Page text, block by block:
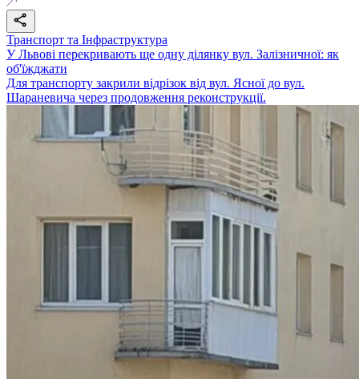
Транспорт та Інфраструктура
У Львові перекривають ще одну ділянку вул. Залізничної: як
об'їжджати
Для транспорту закрили відрізок від вул. Ясної до вул.
Шараневича через продовження реконструкції.